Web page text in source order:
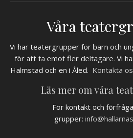
Våra
Vi har teatergrupper för barn och
för att ta emot fler deltagare. Vi
Halmstad och en i Åled. Kontakta
Läs mer om våra
För kontakt och
grupper: